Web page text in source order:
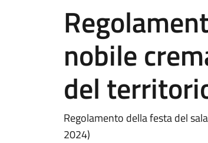
nobile
del
Regolamento della festa del
2024)